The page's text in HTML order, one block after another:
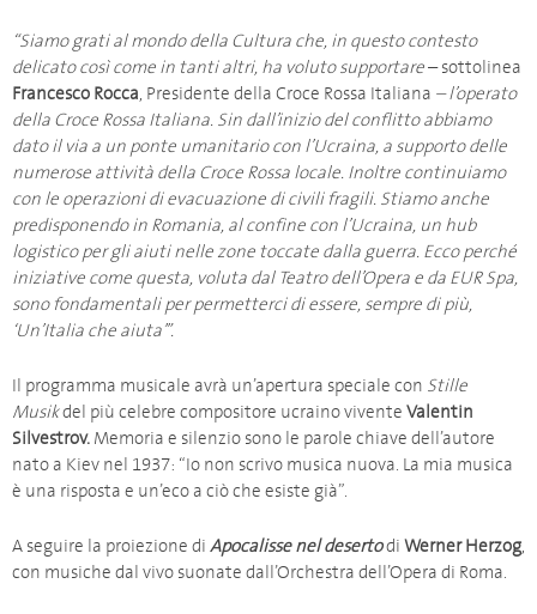
“Siamo grati al mondo della Cultura che, in questo contesto
delicato così come in tanti altri, ha voluto supportare– sottolinea
Francesco Rocca, Presidente della Croce Rossa Italiana – l’operato
della Croce Rossa Italiana. Sin dall’inizio del conflitto abbiamo
dato il via a un ponte umanitario con l’Ucraina, a supporto delle
numerose attività della Croce Rossa locale. Inoltre continuiamo
con le operazioni di evacuazione di civili fragili. Stiamo anche
predisponendo in Romania, al confine con l’Ucraina, un hub
logistico per gli aiuti nelle zone toccate dalla guerra. Ecco perché
iniziative come questa, voluta dal Teatro dell’Opera e da EUR Spa,
sono fondamentali per permetterci di essere, sempre di più,
‘Un’Italia che aiuta’”.
Il programma musicale avrà un’apertura speciale con Stille
Musikdel più celebre compositore ucraino vivente Valentin
Silvestrov. Memoria e silenzio sono le parole chiave dell’autore
nato a Kiev nel 1937: “Io non scrivo musica nuova. La mia musica
è una risposta e un’eco a ciò che esiste già”.
A seguire la proiezione di Apocalisse nel desertodi Werner Herzog,
con musiche dal vivo suonate dall’Orchestra dell’Opera di Roma.